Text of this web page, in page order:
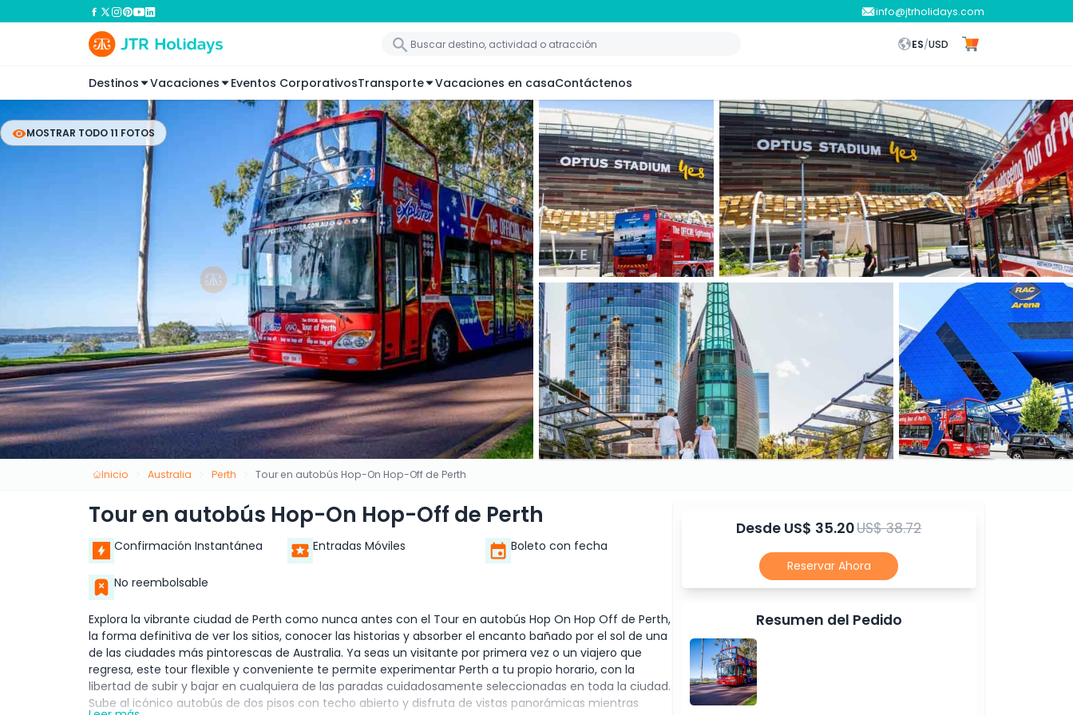
info@jtrholidays.com
ES/USD
Destinos Vacaciones Eventos CorporativosTransporte Vacaciones en casaContáctenos
MOSTRAR TODO 11 FOTOS
Inicio Australia Perth Tour en autobús Hop-On Hop-Off de Perth
Tour en autobús Hop-On Hop-Off de Perth
Confirmación Instantánea Entradas Móviles Boleto con fecha
No reembolsable
Explora la vibrante ciudad de Perth como nunca antes con el Tour en autobús Hop On Hop Off de Perth,
la forma definitiva de ver los sitios, conocer las historias y absorber el encanto bañado por el sol de una
de las ciudades más pintorescas de Australia. Ya seas un visitante por primera vez o un viajero que
regresa, este tour flexible y conveniente te permite experimentar Perth a tu propio horario, con la
libertad de subir y bajar en cualquiera de las paradas cuidadosamente seleccionadas en toda la ciudad.
Sube al icónico autobús de dos pisos con techo abierto y disfruta de vistas panorámicas mientras
Desde US$ 35.20US$ 38.72
Reservar Ahora
Resumen del Pedido